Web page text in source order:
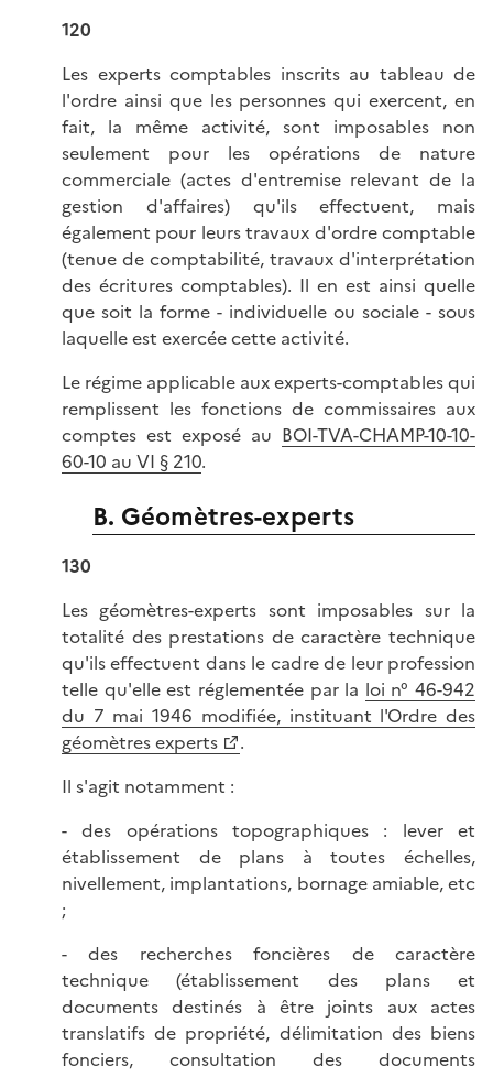
120
Les experts comptables inscrits au tableau de
l'ordre ainsi que les personnes qui exercent, en
fait, la même activité, sont imposables non
seulement pour les opérations de nature
commerciale (actes d'entremise relevant de la
gestion d'affaires) qu'ils effectuent, mais
également pour leurs travaux d'ordre comptable
(tenue de comptabilité, travaux d'interprétation
des écritures comptables). Il en est ainsi quelle
que soit la forme - individuelle ou sociale - sous
laquelle est exercée cette activité.
Le régime applicable aux experts-comptables qui
remplissent les fonctions de commissaires aux
comptes est exposé au BOI-TVA-CHAMP-10-10-
60-10 au VI § 210.
B. Géomètres-experts
130
Les géomètres-experts sont imposables sur la
totalité des prestations de caractère technique
qu'ils effectuent dans le cadre de leur profession
telle qu'elle est réglementée par la loi n° 46-942
du 7 mai 1946 modifiée, instituant l'Ordre des
géomètres experts
.
Il s'agit notamment :
- des opérations topographiques : lever et
établissement de plans à toutes échelles,
nivellement, implantations, bornage amiable, etc
;
- des recherches foncières de caractère
technique (établissement des plans et
documents destinés à être joints aux actes
translatifs de propriété, délimitation des biens
fonciers, consultation des documents